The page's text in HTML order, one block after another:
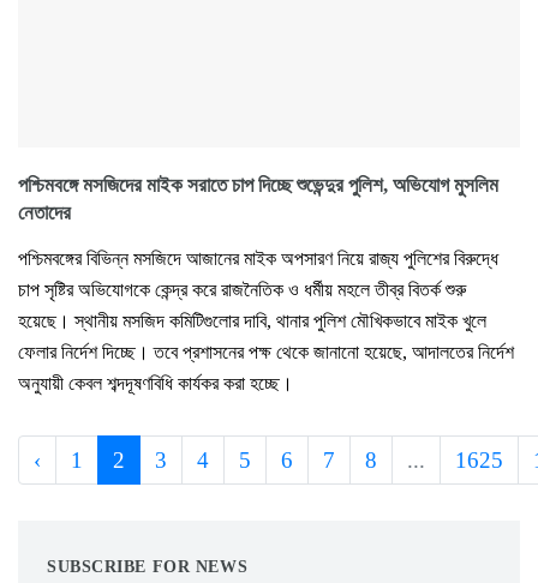
পশ্চিমবঙ্গে মসজিদের মাইক সরাতে চাপ দিচ্ছে শুভেন্দুর পুলিশ, অভিযোগ মুসলিম
নেতাদের
পশ্চিমবঙ্গের বিভিন্ন মসজিদে আজানের মাইক অপসারণ নিয়ে রাজ্য পুলিশের বিরুদ্ধে
চাপ সৃষ্টির অভিযোগকে কেন্দ্র করে রাজনৈতিক ও ধর্মীয় মহলে তীব্র বিতর্ক শুরু
হয়েছে। স্থানীয় মসজিদ কমিটিগুলোর দাবি, থানার পুলিশ মৌখিকভাবে মাইক খুলে
ফেলার নির্দেশ দিচ্ছে। তবে প্রশাসনের পক্ষ থেকে জানানো হয়েছে, আদালতের নির্দেশ
অনুযায়ী কেবল শব্দদূষণবিধি কার্যকর করা হচ্ছে।
‹ 1 2 3 4 5 6 7 8 ... 1625
SUBSCRIBE FOR NEWS